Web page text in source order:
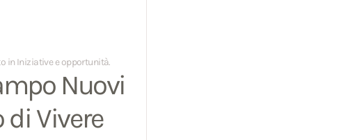
in Iniziative e opportunità.
Nuovi
di Vivere